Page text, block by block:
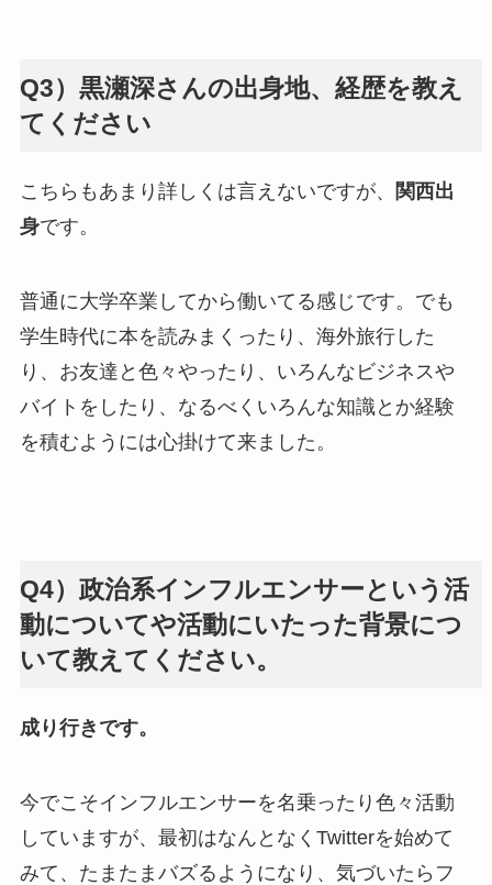
Q3）黒瀬深さんの出身地、経歴を教え
てください
こちらもあまり詳しくは言えないですが、
関西出
身です。
普通に大学卒業してから働いてる感じです。でも
学生時代に本を読みまくったり、海外旅行した
り、お友達と色々やったり、いろんなビジネスや
バイトをしたり、なるべくいろんな知識とか経験
を積むようには心掛けて来ました。
Q4）政治系インフルエンサーという活
動についてや活動にいたった背景につ
いて教えてください。
成り行きです。
今でこそインフルエンサーを名乗ったり色々活動
していますが、最初はなんとなくTwitterを始めて
みて、たまたまバズるようになり、気づいたらフ